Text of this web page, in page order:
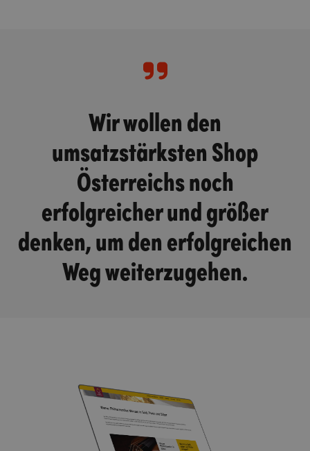
Wir wollen den
umsatzstärksten Shop
Österreichs noch
erfolgreicher und größer
denken, um den erfolgreichen
Weg weiterzugehen.